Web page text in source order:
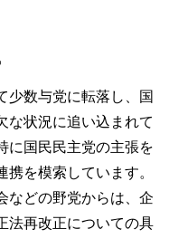
少数与党に転落し、国
な状況に追い込まれて
に国民民主党の主張を
を模索しています。
などの野党からは、企
法再改正についての具